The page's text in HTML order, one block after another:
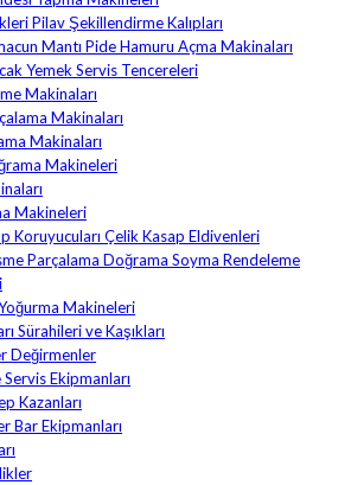
Pilav Şekillendirme Kalıpları
Mantı Pide Hamuru Açma Makinaları
Yemek Servis Tencereleri
Makinaları
Makinaları
Makinaları
Makineleri
Makineleri
Koruyucuları Çelik Kasap Eldivenleri
Parçalama Doğrama Soyma Rendeleme
Makineleri
Sürahileri ve Kaşıkları
Değirmenler
Servis Ekipmanları
Kazanları
Bar Ekipmanları